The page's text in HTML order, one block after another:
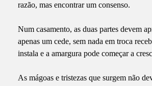
razão, mas encontrar um consenso.
Num casamento, as duas partes devem
apenas um cede, sem nada em troca
instala e a amargura pode começar a
As mágoas e tristezas que surgem não